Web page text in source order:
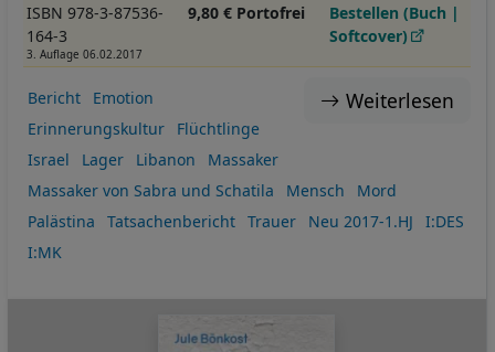
ISBN 978-3-87536-
164-3
3. Auflage 06.02.2017
9,80 € Portofrei
Bestellen (Buch |
Softcover)
Weiterlesen
Bericht
Emotion
Erinnerungskultur
Flüchtlinge
Israel
Lager Libanon
Massaker
Massaker von Sabra und Schatila
Mensch
Mord
Palästina
Tatsachenbericht Trauer Neu 2017-1.HJ
I:DES
I:MK